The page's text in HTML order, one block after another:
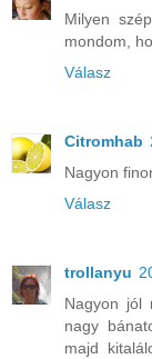
Milyen
mondom,
Válasz
Citromhab
Nagyon
Válasz
trollanyu
Nagyon jól
nagy
majd